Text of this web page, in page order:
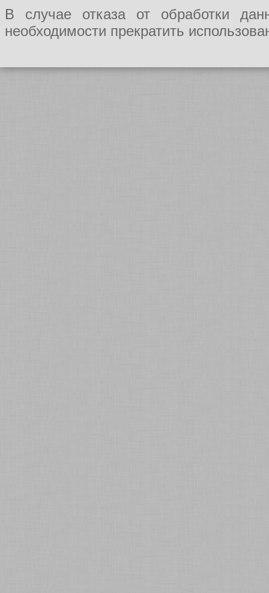
В случае отказа от обработки
необходимости прекратить